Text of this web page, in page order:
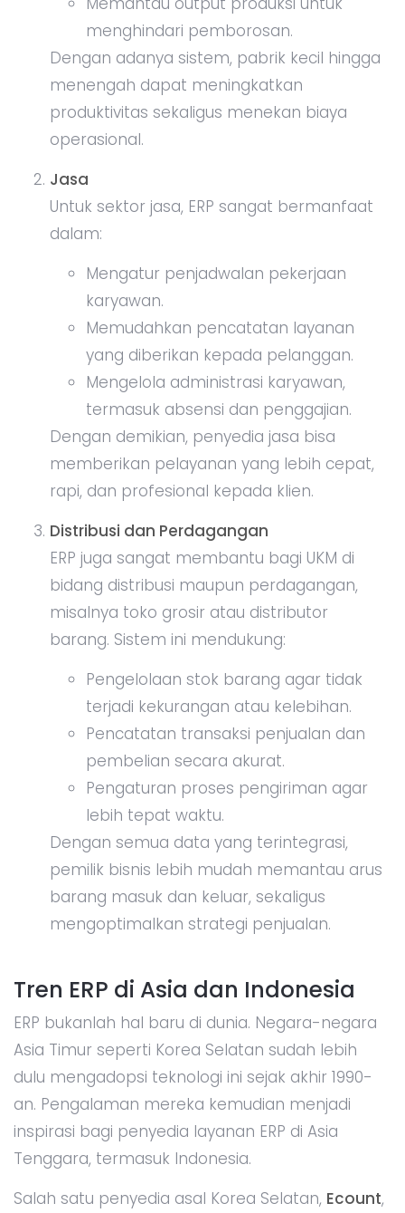
menghindari pemborosan.
Dengan adanya sistem, pabrik kecil hingga
menengah dapat meningkatkan
produktivitas sekaligus menekan biaya
operasional.
Jasa
Untuk sektor jasa, ERP sangat bermanfaat
dalam:
Mengatur penjadwalan pekerjaan
karyawan.
Memudahkan pencatatan layanan
yang diberikan kepada pelanggan.
Mengelola administrasi karyawan,
termasuk absensi dan penggajian.
Dengan demikian, penyedia jasa bisa
memberikan pelayanan yang lebih cepat,
rapi, dan profesional kepada klien.
Distribusi dan Perdagangan
ERP juga sangat membantu bagi UKM di
bidang distribusi maupun perdagangan,
misalnya toko grosir atau distributor
barang. Sistem ini mendukung:
Pengelolaan stok barang agar tidak
terjadi kekurangan atau kelebihan.
Pencatatan transaksi penjualan dan
pembelian secara akurat.
Pengaturan proses pengiriman agar
lebih tepat waktu.
Dengan semua data yang terintegrasi,
pemilik bisnis lebih mudah memantau arus
barang masuk dan keluar, sekaligus
mengoptimalkan strategi penjualan.
Tren ERP di Asia dan Indonesia
ERP bukanlah hal baru di dunia. Negara-negara
Asia Timur seperti Korea Selatan sudah lebih
dulu mengadopsi teknologi ini sejak akhir 1990-
an. Pengalaman mereka kemudian menjadi
inspirasi bagi penyedia layanan ERP di Asia
Tenggara, termasuk Indonesia.
Salah satu penyedia asal Korea Selatan, Ecount,